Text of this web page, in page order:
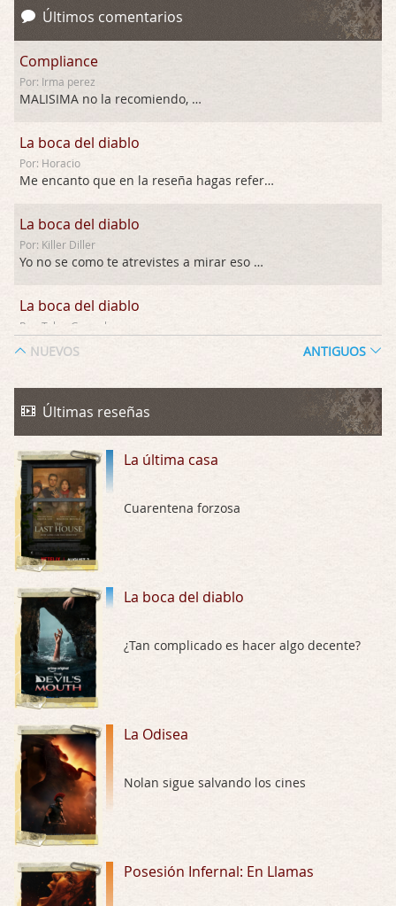
Últimos comentarios
Compliance
Por: Irma perez
MALISIMA no la recomiendo, …
La boca del diablo
Por: Horacio
Me encanto que en la reseña hagas referen …
La boca del diablo
Por: Killer Diller
Yo no se como te atrevistes a mirar eso …
La boca del diablo
Por: Talan Gwynek
La Odisea
Por: Talan Gwynek
La Odisea
Por: Draghann
No sé si entrar en polémicas con respect …
Trance
Por: Luar
El señor de las moscas
Por: Luar
Hungry
Por: Croc
Las 10 películas gore de Almas Oscuras
Por: JORDI CRUYFF
Possession
Por: Chupasangre
NUEVOS ANTIGUOS
Últimas reseñas
La última casa
Cuarentena forzosa
La boca del diablo
¿Tan complicado es hacer algo decente?
La Odisea
Nolan sigue salvando los cines
Posesión Infernal: En Llamas